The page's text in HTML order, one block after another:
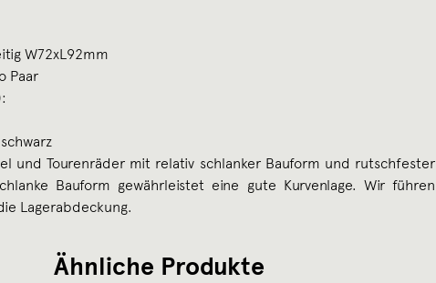
W72xL92mm
Paar
und Tourenräder mit relativ schlanker Bauform und rutschfester
Bauform gewährleistet eine gute Kurvenlage. Wir führen
Lagerabdeckung.
Ähnliche Produkte